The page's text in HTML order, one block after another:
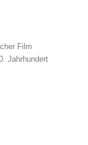
Film
Jahrhundert